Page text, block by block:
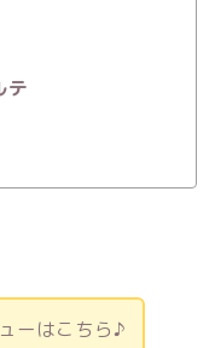
テ
ーはこちら♪